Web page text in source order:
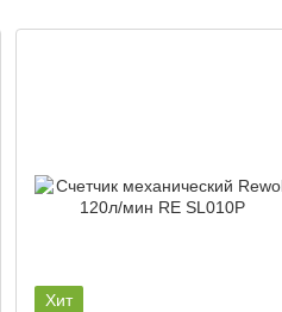
Хит